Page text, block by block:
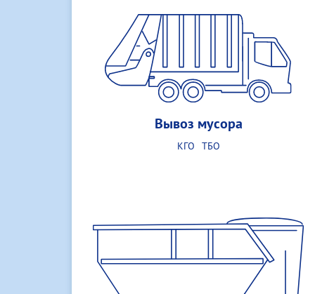
Вывоз мусора
КГО ТБО